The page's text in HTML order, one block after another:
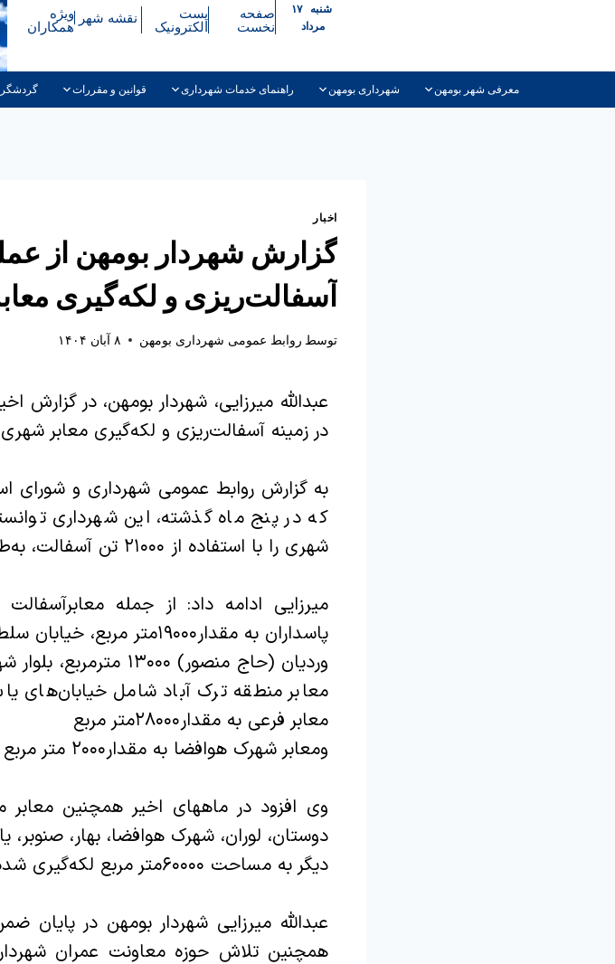
مرداد
صفحه
نخست
پست
الکترونیک
نقشه شهر ویژه
همکاران
معرفی شهر بومهن شهرداری بومهن راهنمای خدمات شهرداری قوانین و مقررات
اخبار
گزارش شهردار بومهن از
آسفالت‌ریزی و لکه‌گیری
توسط روابط عمومی شهرداری بومهن ۸ آبان ۱۴۰۴
عبدالله میرزایی، شهردار بومهن، در
در زمینه آسفالت‌ریزی و لکه‌گیری معابر
به گزارش روابط عمومی شهرداری و شورای
شهری را با استفاده از ۲۱۰۰۰ تن آسفالت، به‌طور کلی آسفالت‌ریزی و لکه‌گیری کند.
میرزایی ادامه داد: از جمله
معابر منطقه ترک آباد شامل خیابان‌های
معابر فرعی به مقدار۲۸۰۰۰متر مربع
و‌معابر شهرک هوافضا به مقدار۲۰۰۰ متر مربع اشاره کرد.‌
وی افزود در ماههای اخیر همچنین
دوستان، لوران، شهرک هوافضا، بهار، صنوبر،
دیگر به مساحت ۶۰۰۰۰متر مربع لکه‌گیری شده است.‌
عبدالله میرزایی شهردار بومهن در
همچنین تلاش حوزه معاونت عمران